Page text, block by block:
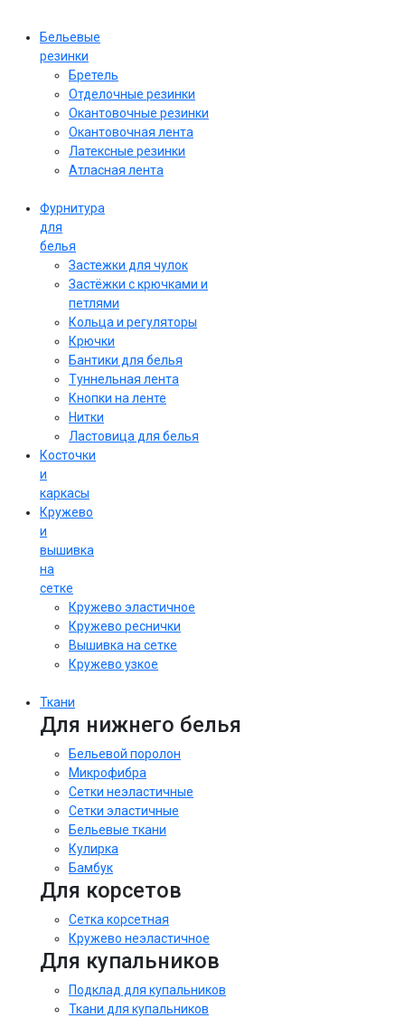
Бельевые
резинки
Бретель
Отделочные резинки
Окантовочные резинки
Окантовочная лента
Латексные резинки
Атласная лента
Фурнитура
для
белья
Застежки для чулок
Застёжки с крючками и
петлями
Кольца и регуляторы
Крючки
Бантики для белья
Туннельная лента
Кнопки на ленте
Нитки
Ластовица для белья
Косточки
и
каркасы
Кружево
и
вышивка
на
сетке
Кружево эластичное
Кружево реснички
Вышивка на сетке
Кружево узкое
Ткани
Для нижнего белья
Бельевой поролон
Микрофибра
Сетки неэластичные
Сетки эластичные
Бельевые ткани
Кулирка
Бамбук
Для корсетов
Сетка корсетная
Кружево неэластичное
Для купальников
Подклад для купальников
Ткани для купальников